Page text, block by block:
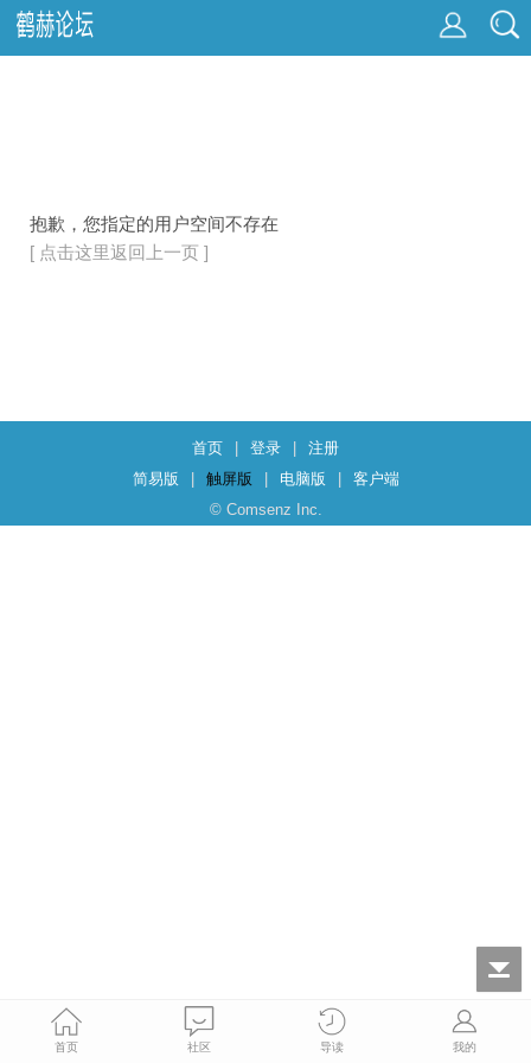
抱歉，您指定的用户空间不存在
[ 点击这里返回上一页 ]
首页 登录
注册
简易版
触屏版 电脑版
客户端
© Comsenz Inc.
首页 社区 导读 我的